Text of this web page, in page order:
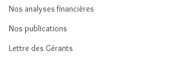
Nos analyses financières
Nos publications
Lettre des Gérants